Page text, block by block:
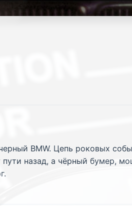
BMW. Цепь роковых
пути назад, а чёрный бумер,